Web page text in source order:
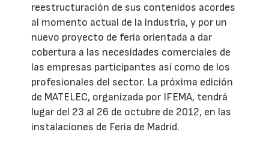
reestructuración de sus contenidos acordes
al momento actual de la industria, y por un
nuevo proyecto de feria orientada a dar
cobertura a las necesidades comerciales de
las empresas participantes así como de los
profesionales del sector. La próxima edición
de MATELEC, organizada por IFEMA, tendrá
lugar del 23 al 26 de octubre de 2012, en las
instalaciones de Feria de Madrid.